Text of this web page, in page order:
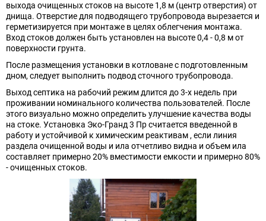
выхода очищенных стоков на высоте 1,8 м (центр отверстия) от
днища. Отверстие для подводящего трубопровода вырезается и
герметизируется при монтаже в целях облегчения монтажа.
Вход стоков должен быть установлен на высоте 0,4 - 0,8 м от
поверхности грунта.
После размещения установки в котловане с подготовленным
дном, следует выполнить подвод сточного трубопровода.
Выход септика на рабочий режим длится до 3-х недель при
проживании номинального количества пользователей. После
этого визуально можно определить улучшение качества воды
на стоке. Установка Эко-Гранд 3 Пр считается введенной в
работу и устойчивой к химическим реактивам , если линия
раздела очищенной воды и ила отчетливо видна и объем ила
составляет примерно 20% вместимости емкости и примерно 80%
- очищенных стоков.